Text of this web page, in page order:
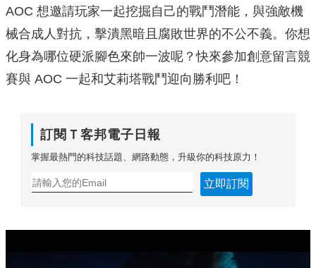
AOC 想邀請玩家一起挖掘自己的戰鬥潛能，與強敵機
械合成人對抗，擊潰黑暗且腐敗世界的不公不義。你想
化身為哪位硬派腳色來帥一波呢？快來參加創意留言競
賽與 AOC 一起和艾莉塔戰鬥迎向勝利吧！
訂閱Ｔ客邦電子日報
掌握最熱門的科技話題、網路動態，升級你的科技原力！
立即訂閱